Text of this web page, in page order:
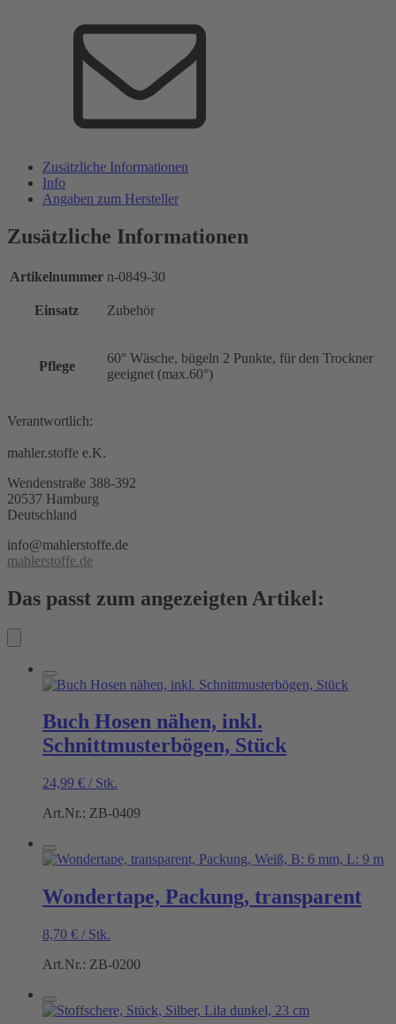
Zusätzliche Informationen
Info
Angaben zum Hersteller
Zusätzliche Informationen
Artikelnummer n-0849-30
Einsatz Zubehör
Pflege
60° Wäsche, bügeln 2 Punkte, für den Trockner
geeignet (max.60°)
Verantwortlich:
mahler.stoffe e.K.
Wendenstraße 388-392
20537 Hamburg
Deutschland
info@mahlerstoffe.de
mahlerstoffe.de
Das passt zum angezeigten Artikel:
Buch Hosen nähen, inkl.
Schnittmusterbögen, Stück
24,99 € / Stk.
Art.Nr.: ZB-0409
Wondertape, Packung, transparent
8,70 € / Stk.
Art.Nr.: ZB-0200